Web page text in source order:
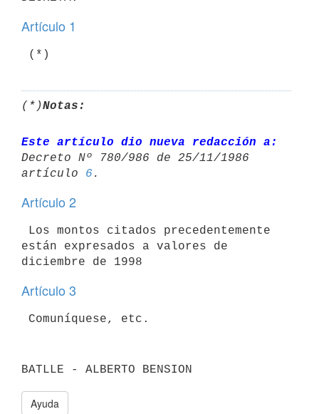
Artículo 1
(*)Notas:
Este artículo dio nueva redacción a:
Decreto Nº 780/986 de 25/11/1986
artículo 6
Artículo 2
están expresados a valores de
Artículo 3
Ayuda